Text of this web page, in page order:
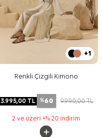
+1
Renkli Çizgili Kimono
3.995,00TL %60 9.990,00TL
2 ve üzeri +% 20 indirim